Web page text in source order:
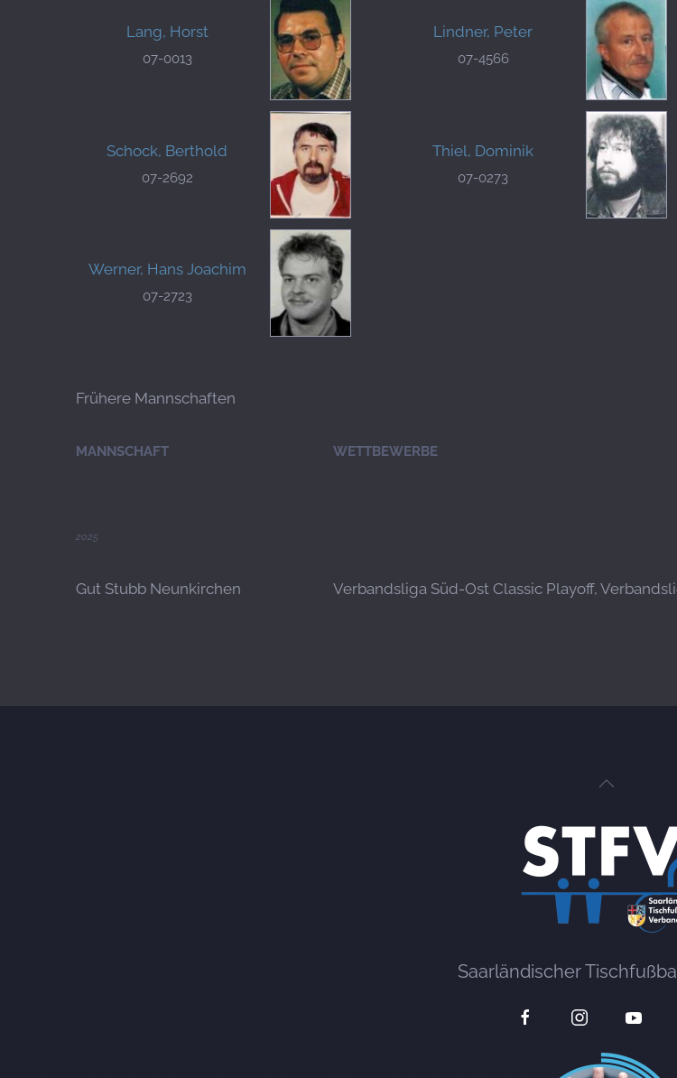
Lang, Horst
07-0013
Lindner, Peter
07-4566
Schock, Berthold
07-2692
Thiel, Dominik
07-0273
Werner, Hans Joachim
07-2723
Frühere Mannschaften
MANNSCHAFT WETTBEWERBE
2025
Gut Stubb Neunkirchen Verbandsliga Süd-Ost Classic Playoff,
Saarländischer